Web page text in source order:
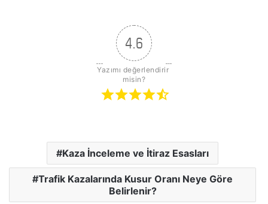
4.6
Yazımı değerlendirir
misin?
Kaza İnceleme ve İtiraz Esasları
Trafik Kazalarında Kusur Oranı Neye Göre
Belirlenir?